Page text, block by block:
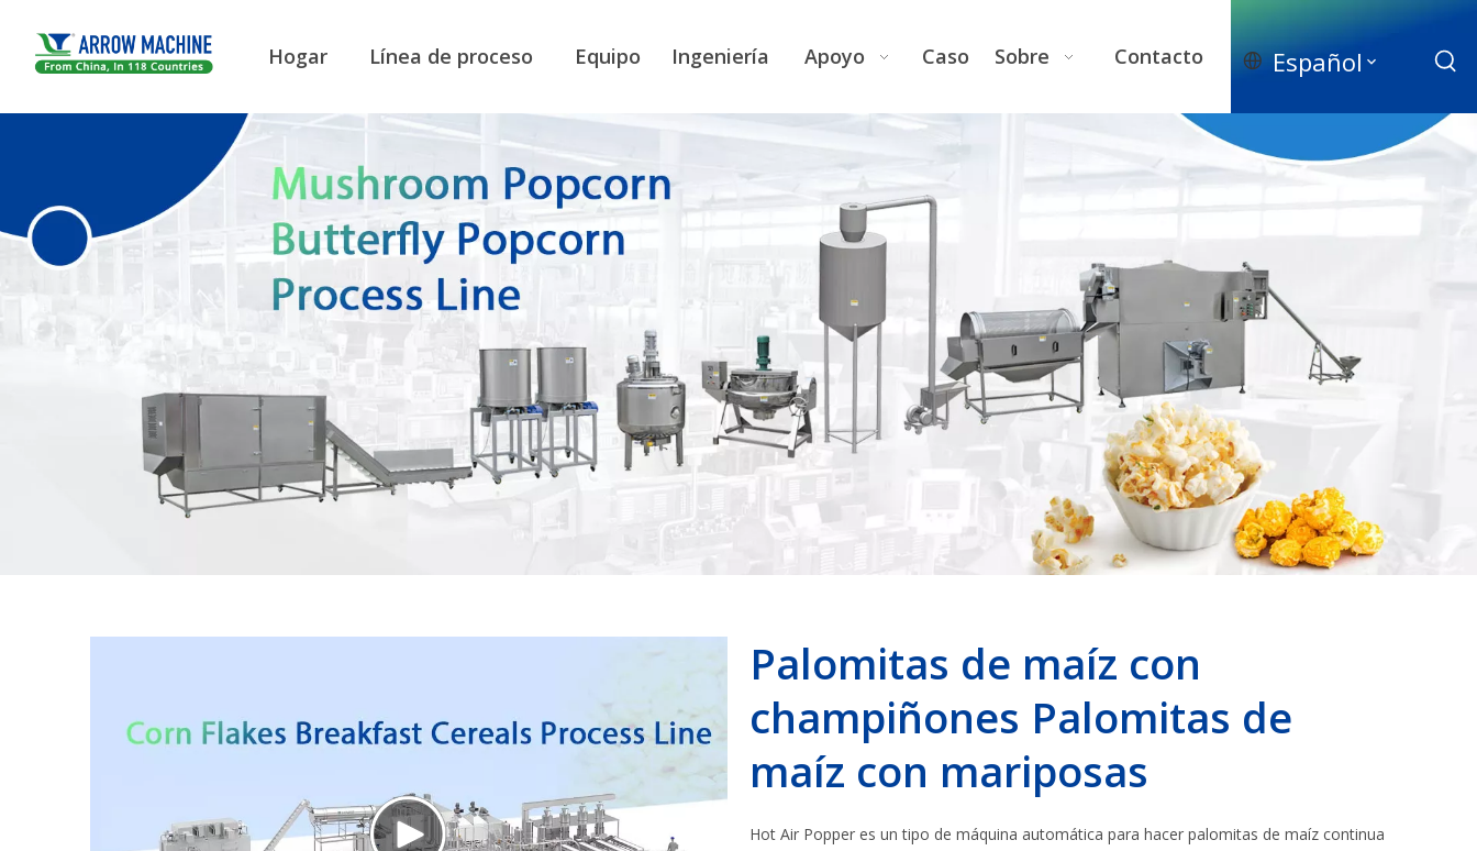
Hogar Línea de proceso Equipo Ingeniería Apoyo Caso Sobre Contacto Español
Palomitas de maíz con
champiñones Palomitas de
maíz con mariposas
Hot Air Popper es un tipo de máquina automática para hacer palomitas de maíz continua